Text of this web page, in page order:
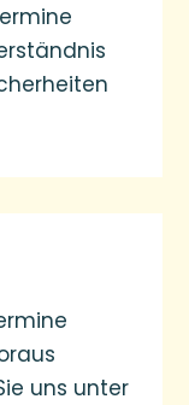
uns unter